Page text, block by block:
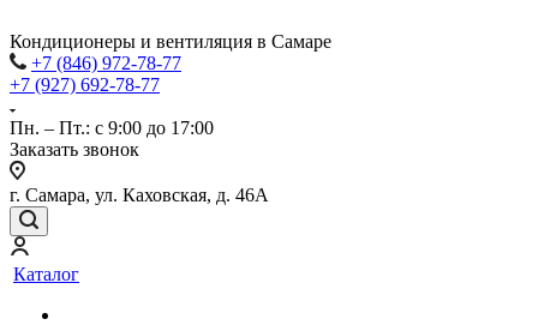
Кондиционеры и вентиляция в Самаре
+7 (846) 972-78-77
+7 (927) 692-78-77
Пн. – Пт.: с 9:00 до 17:00
Заказать звонок
г. Самара, ул. Каховская, д. 46А
Каталог